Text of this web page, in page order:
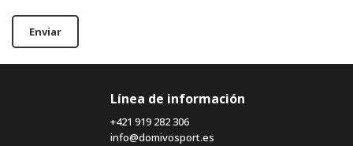
Enviar
Línea de información
+421 919 282 306
info@domivosport.es